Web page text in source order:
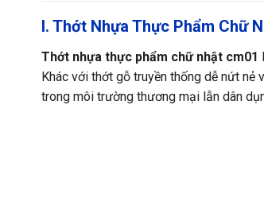
I. Thớt Nhựa Thực Phẩm Chữ
Thớt nhựa thực phẩm chữ nhật cm01
Khác với thớt gỗ truyền thống dễ nứt nẻ
trong môi trường thương mại lẫn dân